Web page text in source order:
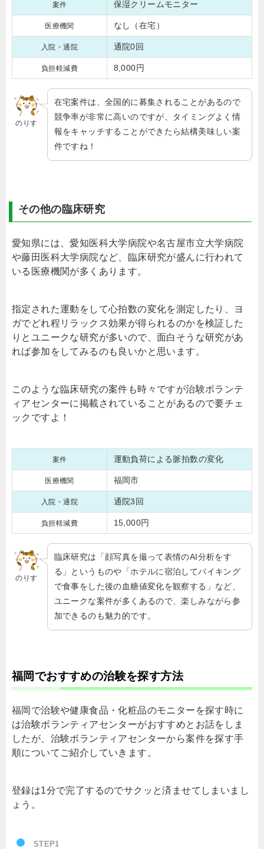
案件 保湿クリームモニター
医療機関 なし（在宅）
入院・通院 通院0回
負担軽減費 8,000円
のりす
在宅案件は、全国的に募集されることがあるので
競争率が非常に高いのですが、タイミングよく情
報をキャッチすることができたら結構美味しい案
件ですね！
その他の臨床研究
愛知県には、愛知医科大学病院や名古屋市立大学病院
や藤田医科大学病院など、臨床研究が盛んに行われて
いる医療機関が多くあります。
指定された運動をして心拍数の変化を測定したり、ヨ
ガでどれ程リラックス効果が得られるのかを検証した
りとユニークな研究が多いので、面白そうな研究があ
れば参加をしてみるのも良いかと思います。
このような臨床研究の案件も時々ですが治験ボランテ
ィアセンターに掲載されていることがあるので要チェ
ックですよ！
案件 運動負荷による脈拍数の変化
医療機関 福岡市
入院・通院 通院3回
負担軽減費 15,000円
のりす
臨床研究は「顔写真を撮って表情のAI分析をす
る」というものや「ホテルに宿泊してバイキング
で食事をした後の血糖値変化を観察する」など、
ユニークな案件が多くあるので、楽しみながら参
加できるのも魅力的です。
福岡でおすすめの治験を探す方法
福岡で治験や健康食品・化粧品のモニターを探す時に
は治験ボランティアセンターがおすすめとお話をしま
したが、治験ボランティアセンターから案件を探す手
順についてご紹介していきます。
登録は1分で完了するのでサクッと済ませてしまいまし
ょう。
STEP1